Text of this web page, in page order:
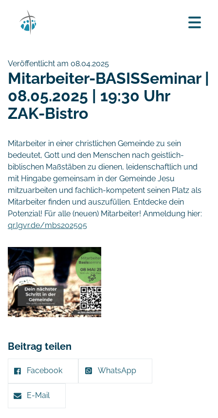
Veröffentlicht am 08.04.2025
Mitarbeiter-BASISSeminar |
08.05.2025 | 19:30 Uhr
ZAK-Bistro
Mitarbeiter in einer christlichen Gemeinde zu sein
bedeutet, Gott und den Menschen nach geistlich-
biblischen Maßstäben zu dienen, leidenschaftlich und
mit Hingabe gemeinsam in der Gemeinde Jesu
mitzuarbeiten und fachlich-kompetent seinen Platz als
Mitarbeiter finden und auszufüllen. Entdecke dein
Potenzial! Für alle (neuen) Mitarbeiter! Anmeldung hier:
qr.lgvr.de/mbs202505
Beitrag teilen
Facebook WhatsApp
E-Mail